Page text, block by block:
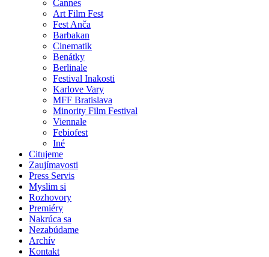
Cannes
Art Film Fest
Fest Anča
Barbakan
Cinematik
Benátky
Berlinale
Festival Inakosti
Karlove Vary
MFF Bratislava
Minority Film Festival
Viennale
Febiofest
Iné
Citujeme
Zaujímavosti
Press Servis
Myslim si
Rozhovory
Premiéry
Nakrúca sa
Nezabúdame
Archív
Kontakt